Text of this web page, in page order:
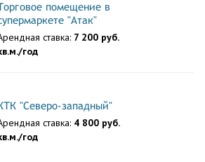
помещение в
"Атак"
ставка: 7 200 руб.
год
"Северо-западный"
ставка: 4 800 руб.
год